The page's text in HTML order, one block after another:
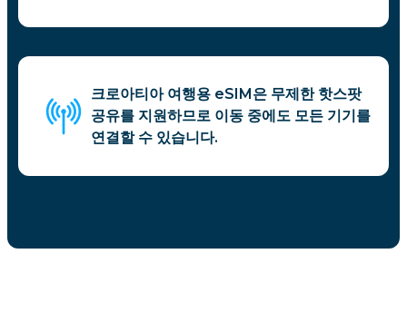
크로아티아 여행용 eSIM은 무제한 핫스팟
공유를 지원하므로 이동 중에도 모든 기기를
연결할 수 있습니다.